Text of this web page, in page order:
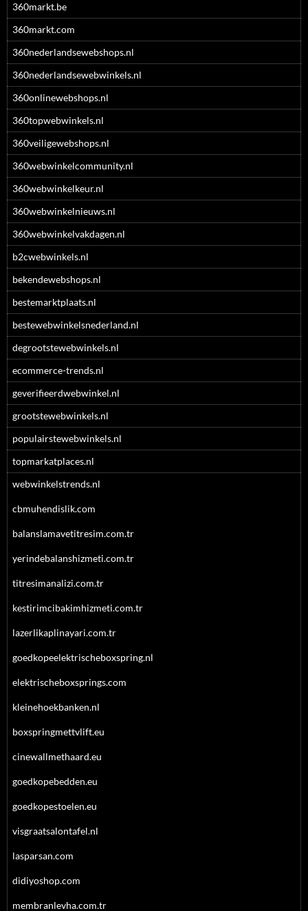
360markt.be
360markt.com
360nederlandsewebshops.nl
360nederlandsewebwinkels.nl
360onlinewebshops.nl
360topwebwinkels.nl
360veiligewebshops.nl
360webwinkelcommunity.nl
360webwinkelkeur.nl
360webwinkelnieuws.nl
360webwinkelvakdagen.nl
b2cwebwinkels.nl
bekendewebshops.nl
bestemarktplaats.nl
bestewebwinkelsnederland.nl
degrootstewebwinkels.nl
ecommerce-trends.nl
geverifieerdwebwinkel.nl
grootstewebwinkels.nl
populairstewebwinkels.nl
topmarkatplaces.nl
webwinkelstrends.nl
cbmuhendislik.com
balanslamavetitresim.com.tr
yerindebalanshizmeti.com.tr
titresimanalizi.com.tr
kestirimcibakimhizmeti.com.tr
lazerlikaplinayari.com.tr
goedkopeelektrischeboxspring.nl
elektrischeboxsprings.com
kleinehoekbanken.nl
boxspringmettvlift.eu
cinewallmethaard.eu
goedkopebedden.eu
goedkopestoelen.eu
visgraatsalontafel.nl
lasparsan.com
didiyoshop.com
membranlevha.com.tr